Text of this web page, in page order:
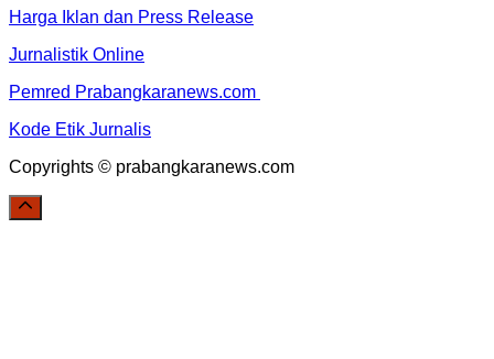
Harga Iklan dan Press Release
Jurnalistik Online
Pemred Prabangkaranews.com
Kode Etik Jurnalis
Copyrights © prabangkaranews.com